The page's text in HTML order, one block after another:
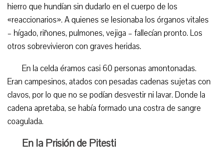
hierro que hundían sin dudarlo en el cuerpo de los
«reaccionarios». A quienes se lesionaba los órganos vitales
– hígado, riñones, pulmones, vejiga – fallecían pronto. Los
otros sobrevivieron con graves heridas.
En la celda éramos casi 60 personas amontonadas.
Eran campesinos, atados con pesadas cadenas sujetas con
clavos, por lo que no se podían desvestir ni lavar. Donde la
cadena apretaba, se había formado una costra de sangre
coagulada.
En la Prisión de Pitesti